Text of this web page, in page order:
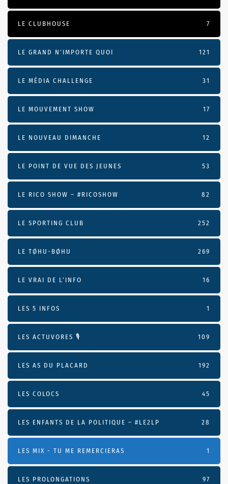
LE CLUBHOUSE 7
LE GRAND N’IMPORTE QUOI 121
LE MÉDIA CHALLENGE 31
LE MOUVEMENT SHOW 17
LE NOUVEAU DIMANCHE 12
LE POINT DE VUE DES JEUNES 53
LE RICO SHOW – #RICOSHOW 82
LE SPORTING CLUB 252
LE TØHU-BØHU 269
LE VRAI DE L’INFO 16
LES 5 INFOS 1
LES ACTUVORES 🎙 109
LES AS DU PLACARD 192
LES COLOCS 45
LES ENFANTS DE LA POLITIQUE – #LE2LP 28
LES MIX - TU ME REMERCIERAS 1
LES PROLONGATIONS 97